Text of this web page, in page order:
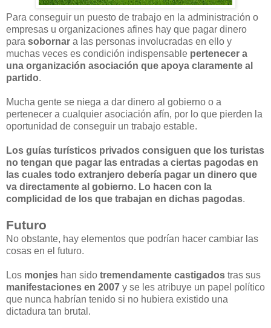
Para conseguir un puesto de trabajo en la administración o
empresas u organizaciones afines hay que pagar dinero
para sobornar a las personas involucradas en ello y
muchas veces es condición indispensable pertenecer a
una organización asociación que apoya claramente al
partido.
Mucha gente se niega a dar dinero al gobierno o a
pertenecer a cualquier asociación afín, por lo que pierden la
oportunidad de conseguir un trabajo estable.
Los guías turísticos privados consiguen que los turistas
no tengan que pagar las entradas a ciertas pagodas en
las cuales todo extranjero debería pagar un dinero que
va directamente al gobierno. Lo hacen con la
complicidad de los que trabajan en dichas pagodas.
Futuro
No obstante, hay elementos que podrían hacer cambiar las
cosas en el futuro.
Los monjes han sido tremendamente castigados tras sus
manifestaciones en 2007 y se les atribuye un papel político
que nunca habrían tenido si no hubiera existido una
dictadura tan brutal.